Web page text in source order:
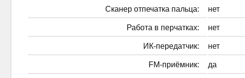
Сканер отпечатка пальца: нет
Работа в перчатках: нет
ИК-передатчик: нет
FM-приёмник: да